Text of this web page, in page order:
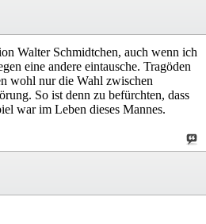
Walter Schmidtchen, auch wenn ich
eine andere eintausche. Tragöden
wohl nur die Wahl zwischen
So ist denn zu befürchten, dass
war im Leben dieses Mannes.